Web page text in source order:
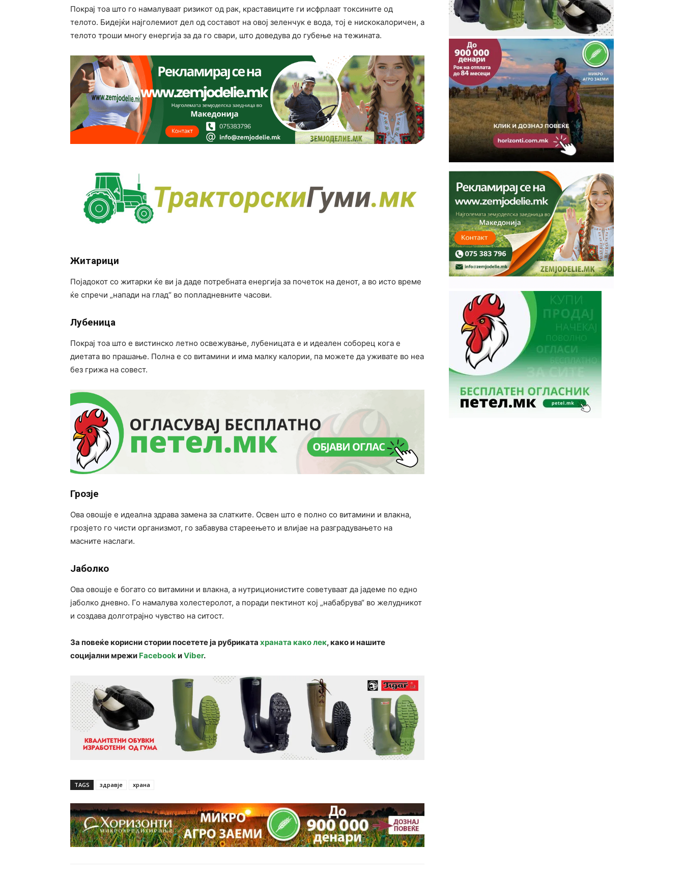
Покрај тоа што го намалуваат ризикот од рак, краставиците ги исфрлаат токсините од
телото. Бидејќи најголемиот дел од составот на овој зеленчук е вода, тој е нискокалоричен, а
телото троши многу енергија за да го свари, што доведува до губење на тежината.
Житарици
Појадокот со житарки ќе ви ја даде потребната енергија за почеток на денот, а во исто време
ќе спречи „напади на глад“ во попладневните часови.
Лубеница
Покрај тоа што е вистинско летно освежување, лубеницата е и идеален соборец кога е
диетата во прашање. Полна е со витамини и има малку калории, па можете да уживате во неа
без грижа на совест.
Грозје
Ова овошје е идеална здрава замена за слатките. Освен што е полно со витамини и влакна,
грозјето го чисти организмот, го забавува стареењето и влијае на разградувањето на
масните наслаги.
Јаболко
Ова овошје е богато со витамини и влакна, а нутриционистите советуваат да јадеме по едно
јаболко дневно. Го намалува холестеролот, а поради пектинот кој „набабрува“ во желудникот
и создава долготрајно чувство на ситост.
За повеќе корисни стории посетете ја рубриката храната како лек, како и нашите
социјални мрежи FacebookиViber.
TAGS здравје храна